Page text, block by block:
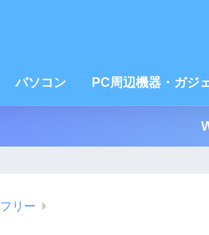
パソコン PC周辺機器・ガジ
フリー